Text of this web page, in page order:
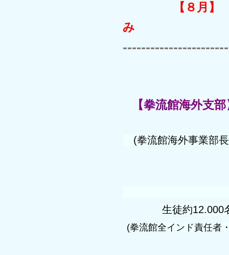
【８月
【拳流館海外支部
(拳流館海外事業部
生徒約
(拳流館全インド責任者